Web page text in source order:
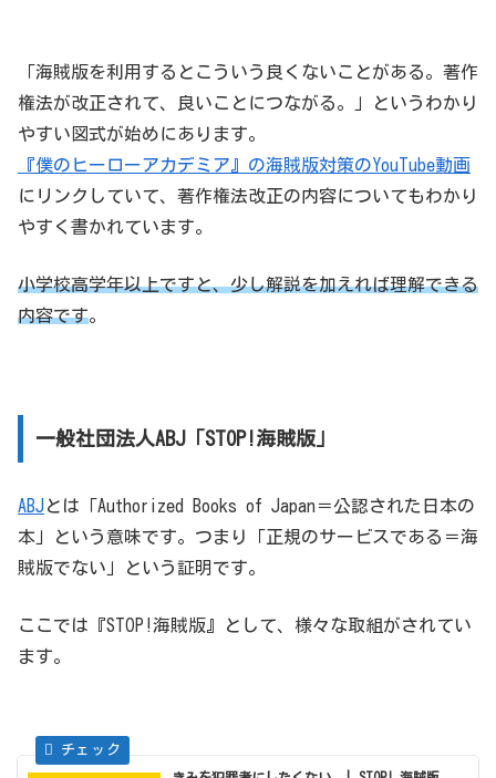
「海賊版を利用するとこういう良くないことがある。著作
権法が改正されて、良いことにつながる。」というわかり
やすい図式が始めにあります。
『僕のヒーローアカデミア』の海賊版対策のYouTube動画
にリンクしていて、著作権法改正の内容についてもわかり
やすく書かれています。
小学校高学年以上ですと、少し解説を加えれば理解できる
内容です。
一般社団法人ABJ「STOP!海賊版」
ABJ とは「Authorized Books of Japan＝公認された日本の
本」という意味です。つまり「正規のサービスである＝海
賊版でない」という証明です。
ここでは『STOP!海賊版』として、様々な取組がされてい
ます。